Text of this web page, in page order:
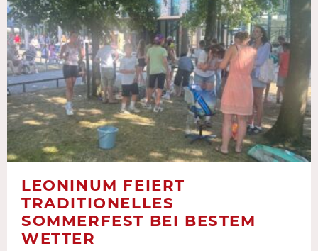
LEONINUM FEIERT
TRADITIONELLES
SOMMERFEST BEI BESTEM
WETTER